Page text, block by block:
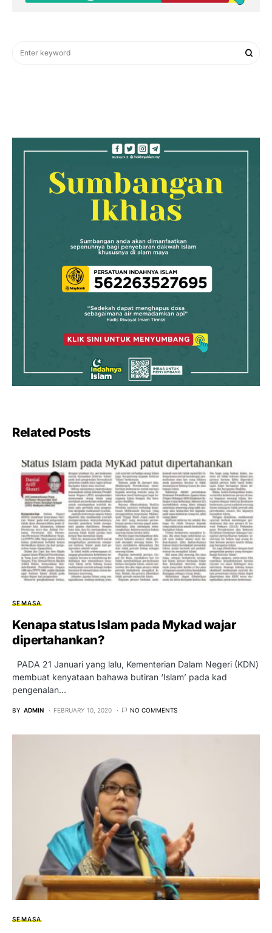
Related Posts
SEMASA
Kenapa status Islam pada Mykad wajar
dipertahankan?
PADA 21 Januari yang lalu, Kementerian Dalam Negeri (KDN)
membuat kenyataan bahawa butiran ‘Islam’ pada kad
pengenalan…
BY ADMIN FEBRUARY 10, 2020 NO COMMENTS
SEMASA